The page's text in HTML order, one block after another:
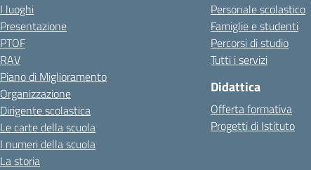
I luoghi
Presentazione
PTOF
RAV
Piano di Miglioramento
Organizzazione
Dirigente scolastica
Le carte della scuola
I numeri della scuola
La storia
Personale scolastico
Famiglie e studenti
Percorsi di studio
Tutti i servizi
Didattica
Offerta formativa
Progetti di Istituto